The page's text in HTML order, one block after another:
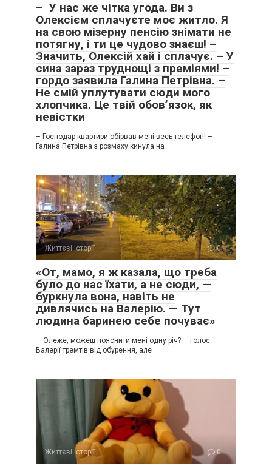
– У нас же чітка угода. Ви з
Олексієм сплачуєте моє житло. Я
на свою мізерну пенсію знімати не
потягну, і ти це чудово знаєш! –
Значить, Олексій хай і сплачує. – У
сина зараз труднощі з преміями! –
гордо заявила Галина Петрівна. –
Не смій уплутувати сюди мого
хлопчика. Це твій обов’язок, як
невістки
– Господар квартири обірвав мені весь телефон! –
Галина Петрівна з розмаху кинула на
Життєві історії 0
«От, мамо, я ж казала, що треба
було до нас їхати, а не сюди, —
буркнула вона, навіть не
дивлячись на Валерію. — Тут
людина баринею себе почуває»
— Олеже, можеш пояснити мені одну річ? — голос
Валерії тремтів від обурення, але
Життєві історії 0